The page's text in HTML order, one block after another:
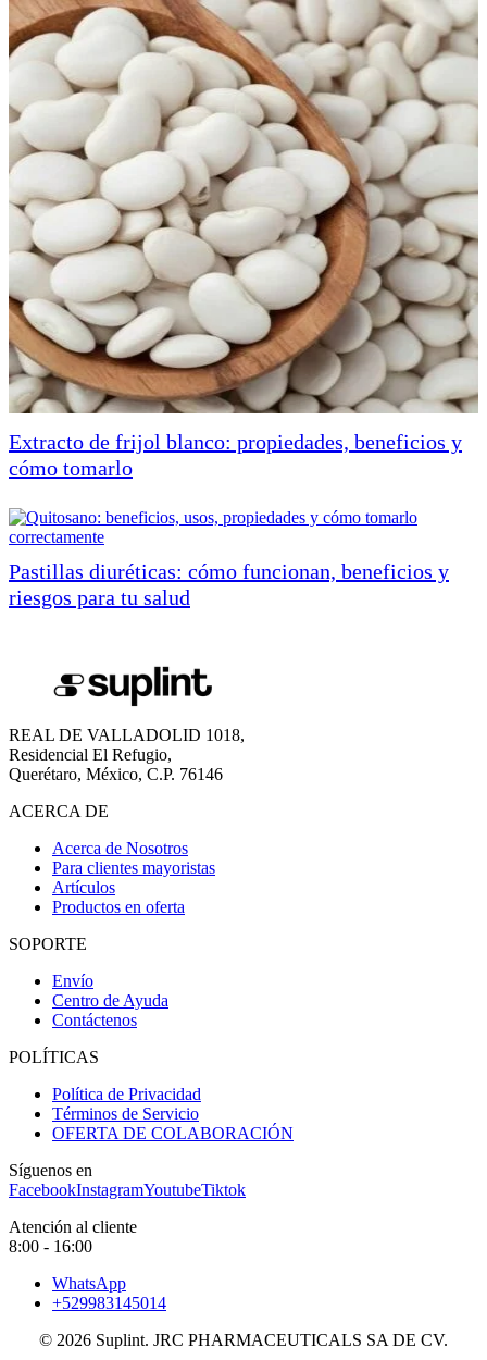
Extracto de frijol blanco: propiedades, beneficios y
cómo tomarlo
Pastillas diuréticas: cómo funcionan, beneficios y
riesgos para tu salud
REAL DE VALLADOLID 1018,
Residencial El Refugio,
Querétaro, México, C.P. 76146
ACERCA DE
Acerca de Nosotros
Para clientes mayoristas
Artículos
Productos en oferta
SOPORTE
Envío
Centro de Ayuda
Contáctenos
POLÍTICAS
Política de Privacidad
Términos de Servicio
OFERTA DE COLABORACIÓN
Síguenos en
FacebookInstagramYoutubeTiktok
Atención al cliente
8:00 - 16:00
WhatsApp
+529983145014
© 2026 Suplint. JRC PHARMACEUTICALS SA DE CV.